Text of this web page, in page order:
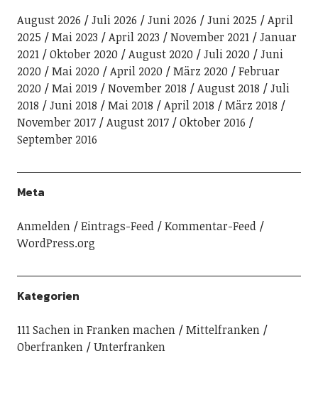
August 2026 Juli 2026 Juni 2026 Juni 2025
April
2025
Mai 2023 April 2023 November 2021
Januar
2021
Oktober 2020 August 2020 Juli 2020
Juni
2020
Mai 2020 April 2020 März 2020
Februar
2020
Mai 2019 November 2018 August 2018
Juli
2018
Juni 2018 Mai 2018 April 2018
März 2018
November 2017
August 2017
Oktober 2016
September 2016
Meta
Anmelden Eintrags-Feed
Kommentar-Feed
WordPress.org
Kategorien
111 Sachen in Franken machen
Mittelfranken
Oberfranken
Unterfranken